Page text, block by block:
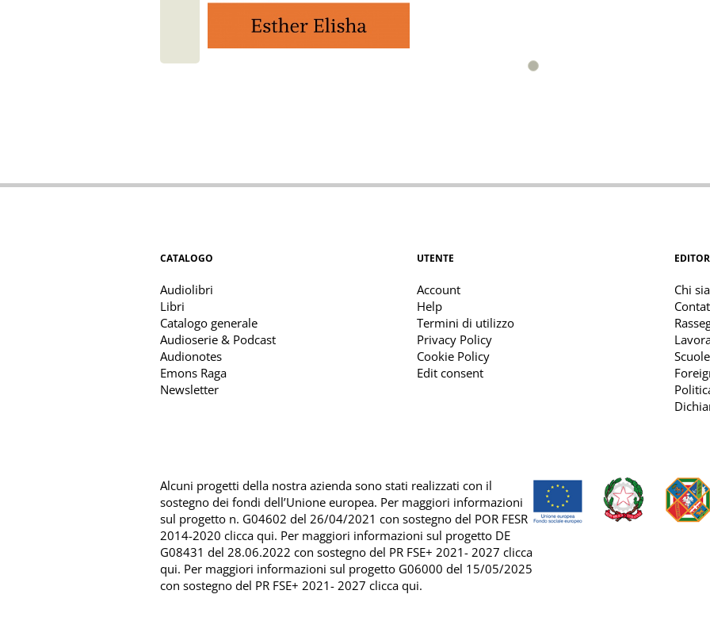
CATALOGO
Audiolibri
Libri
Catalogo generale
Audioserie & Podcast
Audionotes
Emons Raga
Newsletter
UTENTE
Account
Help
Termini di utilizzo
Privacy Policy
Cookie Policy
Edit consent
Chi
Alcuni progetti della nostra azienda sono stati realizzati con il
sostegno dei fondi dell’Unione europea. Per maggiori informazioni
sul progetto n. G04602 del 26/04/2021 con sostegno del POR FESR
2014-2020 clicca qui. Per maggiori informazioni sul progetto DE
G08431 del 28.06.2022 con sostegno del PR FSE+ 2021- 2027 clicca
qui. Per maggiori informazioni sul progetto G06000 del 15/05/2025
con sostegno del PR FSE+ 2021- 2027 clicca qui.